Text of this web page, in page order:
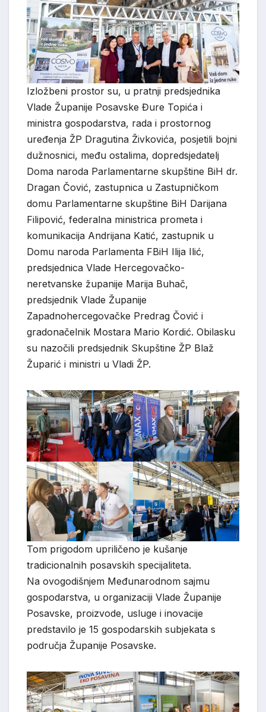
Izložbeni prostor su, u pratnji predsjednika
Vlade Županije Posavske Đure Topića i
ministra gospodarstva, rada i prostornog
uređenja ŽP Dragutina Živkovića, posjetili bojni
dužnosnici, među ostalima, dopredsjedatelj
Doma naroda Parlamentarne skupštine BiH dr.
Dragan Čović, zastupnica u Zastupničkom
domu Parlamentarne skupštine BiH Darijana
Filipović, federalna ministrica prometa i
komunikacija Andrijana Katić, zastupnik u
Domu naroda Parlamenta FBiH Ilija Ilić,
predsjednica Vlade Hercegovačko-
neretvanske županije Marija Buhač,
predsjednik Vlade Županije
Zapadnohercegovačke Predrag Čović i
gradonačelnik Mostara Mario Kordić. Obilasku
su nazočili predsjednik Skupštine ŽP Blaž
Župarić i ministri u Vladi ŽP.
Tom prigodom upriličeno je kušanje
tradicionalnih posavskih specijaliteta.
Na ovogodišnjem Međunarodnom sajmu
gospodarstva, u organizaciji Vlade Županije
Posavske, proizvode, usluge i inovacije
predstavilo je 15 gospodarskih subjekata s
područja Županije Posavske.